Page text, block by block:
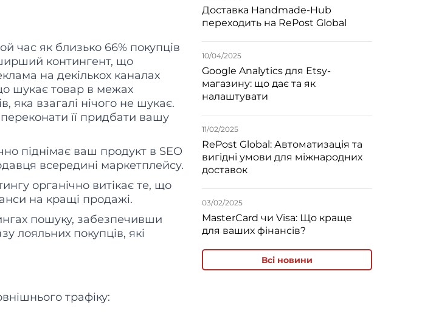
час як близько 66% покупців
контингент, що
на декількох каналах
шукає товар в межах
яка взагалі нічого не шукає.
її придбати вашу
піднімає ваш продукт в SEO
всередині маркетплейсу.
органічно витікає те, що
на кращі продажі.
пошуку, забезпечивши
лояльних покупців, які
трафіку:
Доставка Handmade-Hub
переходить на RePost Global
10/04/2025
Google Analytics для Etsy-
магазину: що дає та як
налаштувати
11/02/2025
RePost Global: Автоматизація та
вигідні умови для міжнародних
доставок
03/02/2025
MasterCard чи Visa: Що краще
для ваших фінансів?
Всі новини